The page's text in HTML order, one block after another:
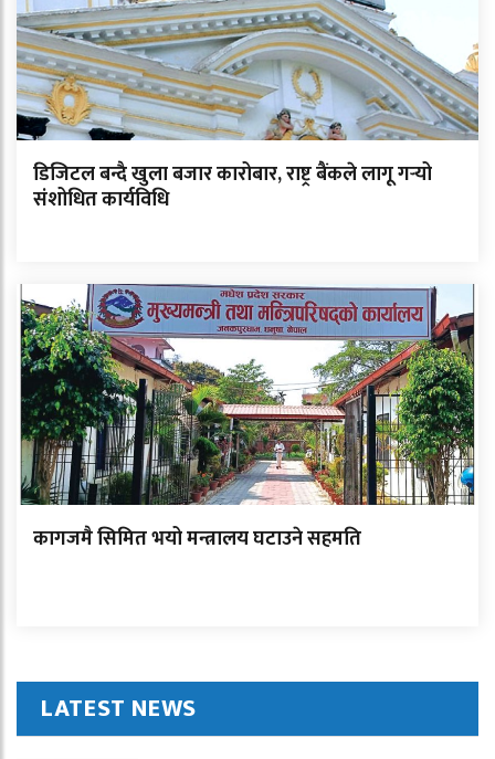
डिजिटल बन्दै खुला बजार कारोबार, राष्ट्र बैंकले लागू गर्‍यो
संशोधित कार्यविधि
कागजमै सिमित भयो मन्त्रालय घटाउने सहमति
LATEST NEWS